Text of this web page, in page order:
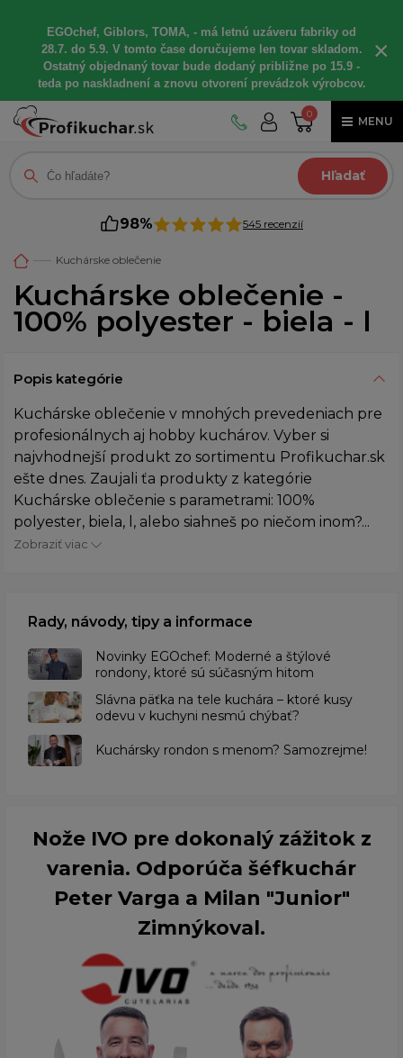
EGOchef, Giblors, TOMA, - má letnú uzáveru fabriky od
28.7. do 5.9. V tomto čase doručujeme len tovar skladom.
Ostatný objednaný tovar bude dodaný približne po 15.9 -
teda po naskladnení a znovu otvorení prevádzok výrobcov.
×
0
MENU
Hľadať
98% 545 recenzií
Kuchárske oblečenie
Kuchárske oblečenie -
100% polyester - biela - l
Popis kategórie
Kuchárske oblečenie v mnohých prevedeniach pre
profesionálnych aj hobby kuchárov. Vyber si
najvhodnejší produkt zo sortimentu Profikuchar.sk
ešte dnes. Zaujali ťa produkty z kategórie
Kuchárske oblečenie s parametrami: 100%
polyester, biela, l, alebo siahneš po niečom inom?...
Zobraziť viac
Rady, návody, tipy a informace
Novinky EGOchef: Moderné a štýlové
rondony, ktoré sú súčasným hitom
Slávna päťka na tele kuchára – ktoré kusy
odevu v kuchyni nesmú chýbať?
Kuchársky rondon s menom? Samozrejme!
Nože IVO pre dokonalý zážitok z
varenia. Odporúča šéfkuchár
Peter Varga a Milan "Junior"
Zimnýkoval.